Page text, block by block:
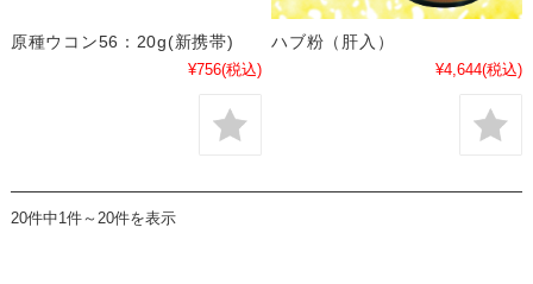
原種ウコン56：20g(新携帯)
¥756(税込)
ハブ粉（肝入）
¥4,644(税込)
20件中1件～20件を表示